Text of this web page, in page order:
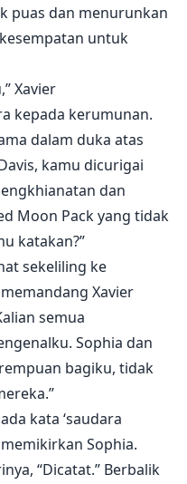
puas dan menurunkan
untuk
Xavier
kepada kerumunan.
dalam duka atas
kamu dicurigai
dan
Moon Pack yang tidak
katakan?”
sekeliling ke
Xavier
semua
Sophia dan
bagiku, tidak
kata ‘saudara
Sophia.
“Dicatat.” Berbalik